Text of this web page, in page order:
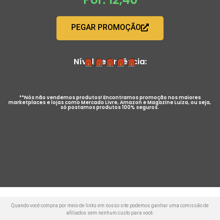
PEGAR PROMOÇÃO
Nível de Urgência:
**Nós não vendemos produtos! Encontramos promoção nos maiores
marketplaces e lojas como Mercado Livre, Amazon e Magazine Luiza, ou seja,
só postamos produtos 100% seguros.
Quando você compra por meio de links em nosso site podemos ganhar uma comissão de
afiliados sem nenhum custo para você.